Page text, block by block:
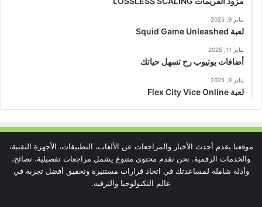
يناير 9, 2025
لعبة Squid Game Unleashed
يناير 11, 2025
أضافات يوتيوب رح تسهل حياتك
يناير 9, 2025
لعبة Flex City Vice Online
موقعنا يقدم أحدث الأخبار والمراجعات عن الألعاب، التطبيقات، الأجهزة التقنية،
والخدمات الرقمية. نحن نقدم محتوى متنوع يشمل مراجعات تفصيلية، نصائح،
وأدلة شاملة لمساعدتك في اتخاذ قرارات مستنيرة وتحقيق أفضل تجربة في
عالم التكنولوجيا والترفيه.